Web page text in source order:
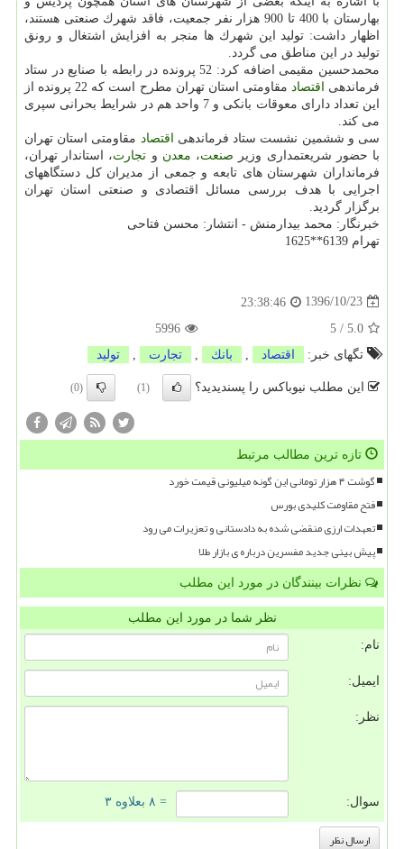
بهارستان با 400 تا 900 هزار نفر جمعیت، فاقد شهرك صنعتی هستند،
اظهار داشت: تولید این شهرك ها منجر به افزایش اشتغال و رونق
تولید در این مناطق می گردد.
محمدحسین مقیمی اضافه كرد: 52 پرونده در رابطه با صنایع در ستاد
فرماندهی اقتصاد
مقاومتی استان تهران مطرح است كه 22 پرونده از
این تعداد دارای معوقات بانكی و 7 واحد هم در شرایط بحرانی سپری
می كند.
سی و ششمین نشست ستاد فرماندهی اقتصاد مقاومتی استان تهران
با حضور شریعتمداری وزیر صنعت، معدن و تجارت، استاندار تهران،
فرمانداران شهرستان های تابعه و جمعی از مدیران كل دستگاههای
اجرایی با هدف بررسی مسائل اقتصادی و صنعتی استان تهران
برگزار گردید.
خبرنگار: محمد بیدارمنش - انتشار: محسن فتاحی
تهرام 6139**1625
1396/10/23
23:38:46
5.0
/
5
5996
تگهای خبر:
اقتصاد بانك تجارت تولید
این مطلب نیوباکس را پسندیدید؟ (1)
(0)
تازه ترین مطالب مرتبط
گوشت ۴ هزار تومانی این گونه میلیونی قیمت خورد
فتح مقاومت کلیدی بورس
تعهدات ارزی منقضی شده به دادستانی و تعزیرات می رود
پیش بینی جدید مفسرین درباره ی بازار طلا
نظرات بینندگان در مورد این مطلب
نظر شما در مورد این مطلب
نام:
ایمیل:
نظر:
سوال: = ۸ بعلاوه ۳